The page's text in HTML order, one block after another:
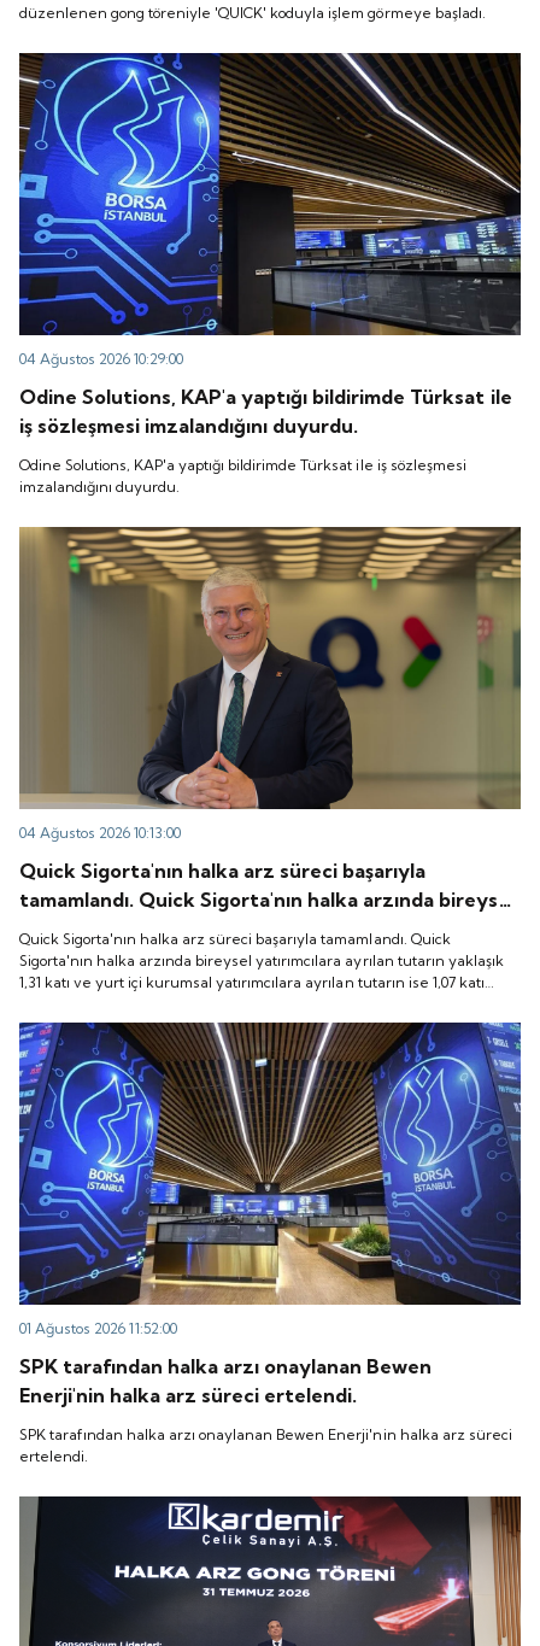
düzenlenen gong töreniyle 'QUICK' koduyla işlem görmeye başladı.
04 Ağustos 2026 10:29:00
Odine Solutions, KAP'a yaptığı bildirimde Türksat ile
iş sözleşmesi imzalandığını duyurdu.
Odine Solutions, KAP'a yaptığı bildirimde Türksat ile iş sözleşmesi
imzalandığını duyurdu.
04 Ağustos 2026 10:13:00
Quick Sigorta'nın halka arz süreci başarıyla
tamamlandı. Quick Sigorta'nın halka arzında bireysel
yatırımcılara ayrılan tutarın yaklaşık 1,31 katı ve yurt
içi kurumsal yatırımcılara ayrılan tutarın ise 1,07 katı
talep geldi. Quick Sigorta, 6 Ağustos 2026 tarihinde
görmeye başlayacak.
Quick Sigorta'nın halka arz süreci başarıyla tamamlandı. Quick
Sigorta'nın halka arzında bireysel yatırımcılara ayrılan tutarın yaklaşık
1,31 katı ve yurt içi kurumsal yatırımcılara ayrılan tutarın ise 1,07 katı
koduyla Borsa İstanbul'da işlem görmeye başlayacak.
01 Ağustos 2026 11:52:00
SPK tarafından halka arzı onaylanan Bewen
Enerji'nin halka arz süreci ertelendi.
SPK tarafından halka arzı onaylanan Bewen Enerji'nin halka arz süreci
ertelendi.